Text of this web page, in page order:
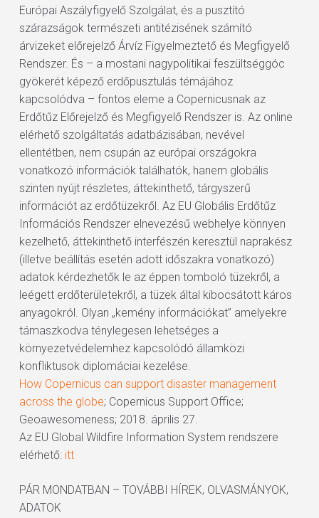
Európai Aszályfigyelő Szolgálat, és a pusztító
szárazságok természeti antitézisének számító
árvizeket előrejelző Árvíz Figyelmeztető és Megfigyelő
Rendszer. És – a mostani nagypolitikai feszültséggóc
gyökerét képező erdőpusztulás témájához
kapcsolódva – fontos eleme a Copernicusnak az
Erdőtűz Előrejelző és Megfigyelő Rendszer is. Az online
elérhető szolgáltatás adatbázisában, nevével
ellentétben, nem csupán az európai országokra
vonatkozó információk találhatók, hanem globális
szinten nyújt részletes, áttekinthető, tárgyszerű
információt az erdőtüzekről. Az EU Globális Erdőtűz
Információs Rendszer elnevezésű webhelye könnyen
kezelhető, áttekinthető interfészén keresztül naprakész
(illetve beállítás esetén adott időszakra vonatkozó)
adatok kérdezhetők le az éppen tomboló tüzekről, a
leégett erdőterületekről, a tüzek által kibocsátott káros
anyagokról. Olyan „kemény információkat” amelyekre
támaszkodva ténylegesen lehetséges a
környezetvédelemhez kapcsolódó államközi
konfliktusok diplomáciai kezelése.
How Copernicus can support disaster management
across the globe; Copernicus Support Office;
Geoawesomeness; 2018. április 27.
Az EU Global Wildfire Information System rendszere
elérhető: itt
PÁR MONDATBAN – TOVÁBBI HÍREK, OLVASMÁNYOK,
ADATOK